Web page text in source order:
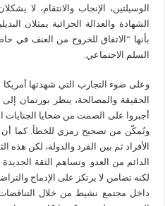
الوسيلتين، الإنجاب والانتقام، لا
الشهادة والعدالة الجزائية يمثلان
بأنها “الاتفاق للخروج من العنف في
السلم الاجتماعي.
وعلى ضوء التجارب التي شهدتها أمريكا
الحقيقة والمصالحة، ينظر بورنمان
أجبروا على الصمت من ضحايا الجنايات
وتُمكّن من تصحيح رمزي للخطأ. كما أن
الأفراد ثم بين الفرد والدولة، لكن
الدائم من العدو. وتساهم الثقة
لكنه تضامن لا يرتكز على الإدماج
داخل مجتمع نشيط من خلال